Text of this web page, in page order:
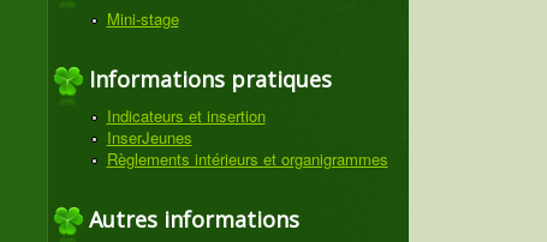
Mini-stage
Informations pratiques
Indicateurs et insertion
InserJeunes
Règlements intérieurs et organigrammes
Autres informations